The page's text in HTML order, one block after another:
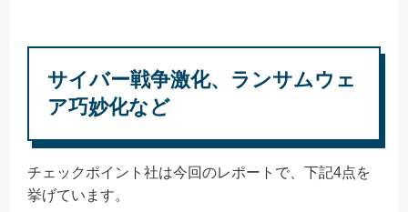
サイバー戦争激化、ランサムウェ
ア巧妙化など
チェックポイント社は今回のレポートで、下記4点を
挙げています。